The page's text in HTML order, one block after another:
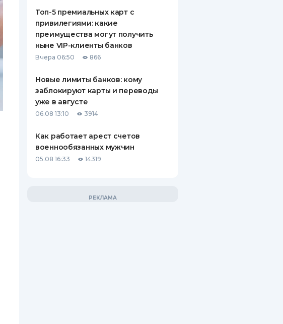
Топ-5 премиальных карт с
привилегиями: какие
преимущества могут получить
ныне VIP-клиенты банков
Вчера 06:50 866
Новые лимиты банков: кому
заблокируют карты и переводы
уже в августе
06.08 13:10 3914
Как работает арест счетов
военнообязанных мужчин
05.08 16:33 14319